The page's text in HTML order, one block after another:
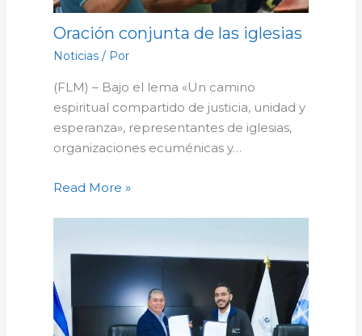
Oración conjunta de las iglesias
Noticias/ Por
(FLM) – Bajo el lema «Un camino
espiritual compartido de justicia, unidad y
esperanza», representantes de iglesias,
organizaciones ecuménicas y…
Read More »